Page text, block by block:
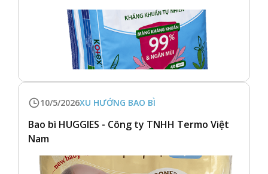
10/5/2026XU HƯỚNG BAO BÌ
Bao bì HUGGIES - Công ty TNHH Termo Việt
Nam